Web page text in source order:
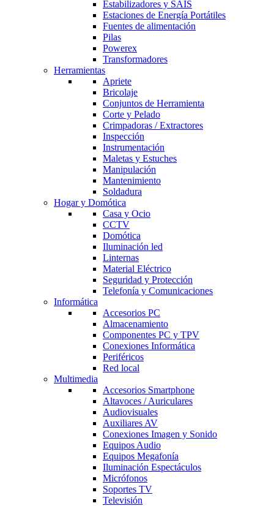
Estabilizadores y SAIS
Estaciones de Energía Portátiles
Fuentes de alimentación
Pilas
Powerex
Transformadores
Herramientas
Apriete
Bricolaje
Conjuntos de Herramienta
Corte y Pelado
Crimpadoras / Extractores
Inspección
Instrumentación
Maletas y Estuches
Manipulación
Mantenimiento
Soldadura
Hogar y Domótica
Casa y Ocio
CCTV
Domótica
Iluminación led
Linternas
Material Eléctrico
Seguridad y Protección
Telefonía y Comunicaciones
Informática
Accesorios PC
Almacenamiento
Componentes PC y TPV
Conexiones Informática
Periféricos
Red local
Multimedia
Accesorios Smartphone
Altavoces / Auriculares
Audiovisuales
Auxiliares AV
Conexiones Imagen y Sonido
Equipos Audio
Equipos Megafonía
Iluminación Espectáculos
Micrófonos
Soportes TV
Televisión